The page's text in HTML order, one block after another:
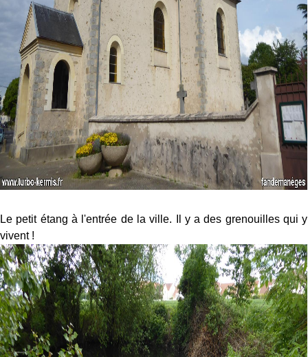
Le petit étang à l'entrée de la ville. Il y a des grenouilles qui y
vivent !